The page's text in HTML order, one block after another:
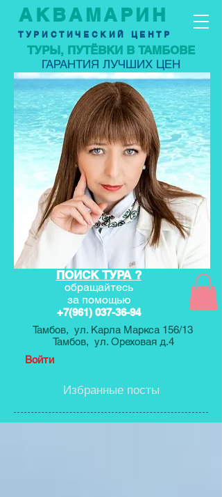
АКВАМАРИН
ТУРИСТИЧЕСКИЙ ЦЕНТР
ТУРЫ, ПУТЁВКИ В ТАМБОВЕ
ГАРАНТИЯ ЛУЧШИХ ЦЕН
ПОИСК ТУРА ?
обращайтесь
за помощью
+7(961) 037-36-94
Тамбов, ул. Карла Маркса 156/13
Тамбов, ул. Ореховая д.4
Войти
Избранные посты